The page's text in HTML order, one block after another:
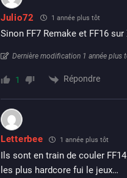
Julio72 1 année plus tôt
Sinon FF7 Remake et FF16
Dernière modification 1 année plus
1 Répondre
Letterbee 1 année plus tôt
Ils sont en train de couler
les plus hardcore fui le jeux…